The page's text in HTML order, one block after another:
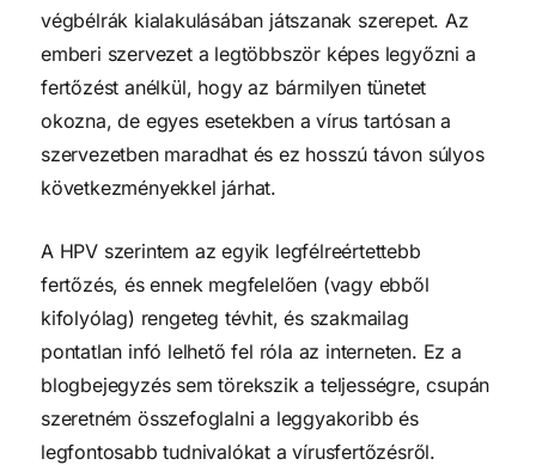
végbélrák kialakulásában játszanak szerepet. Az
emberi szervezet a legtöbbször képes legyőzni a
fertőzést anélkül, hogy az bármilyen tünetet
okozna, de egyes esetekben a vírus tartósan a
szervezetben maradhat és ez hosszú távon súlyos
következményekkel járhat.
A HPV szerintem az egyik legfélreértettebb
fertőzés, és ennek megfelelően (vagy ebből
kifolyólag) rengeteg tévhit, és szakmailag
pontatlan infó lelhető fel róla az interneten. Ez a
blogbejegyzés sem törekszik a teljességre, csupán
szeretném összefoglalni a leggyakoribb és
legfontosabb tudnivalókat a vírusfertőzésről.